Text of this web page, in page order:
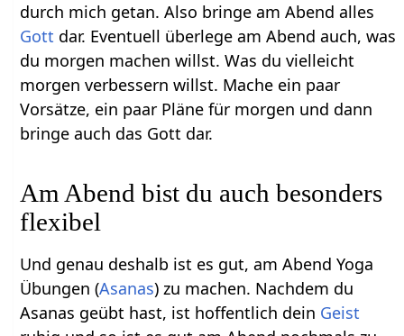
durch mich getan. Also bringe am Abend alles
Gott dar. Eventuell überlege am Abend auch, was
du morgen machen willst. Was du vielleicht
morgen verbessern willst. Mache ein paar
Vorsätze, ein paar Pläne für morgen und dann
bringe auch das Gott dar.
Am Abend bist du auch besonders
flexibel
Und genau deshalb ist es gut, am Abend Yoga
Übungen (Asanas) zu machen. Nachdem du
Asanas geübt hast, ist hoffentlich dein Geist